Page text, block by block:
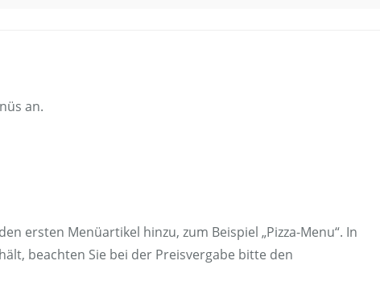
an.
ersten Menüartikel hinzu, zum Beispiel „Pizza-Menu“. In
beachten Sie bei der Preisvergabe bitte den